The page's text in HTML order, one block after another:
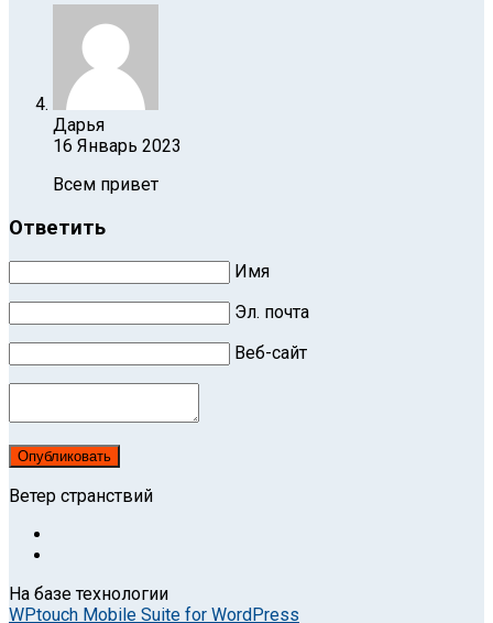
Дарья
16 Январь 2023
Всем привет
Ответить
Имя
Эл. почта
Веб-сайт
Опубликовать
Ветер странствий
На базе технологии
WPtouch Mobile Suite for WordPress